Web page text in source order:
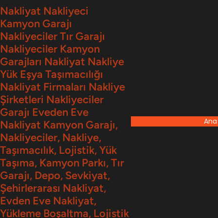
İçeriğe
geç
Nakliyat Nakliyeci
Kamyon Garajı
Nakliyeciler Tır Garajı
Nakliyeciler Kamyon
Garajları Nakliyat Nakliye
Yük Eşya Taşımacılığı
Nakliyat Firmaları Nakliye
Şirketleri Nakliyeciler
Garajı Eveden Eve
Nakliyat Kamyon Garajı,
Nakliyeciler, Nakliye,
Taşımacılık, Lojistik, Yük
Taşıma, Kamyon Parkı, Tır
Garajı, Depo, Sevkiyat,
Şehirlerarası Nakliyat,
Evden Eve Nakliyat,
Yükleme Boşaltma, Lojistik